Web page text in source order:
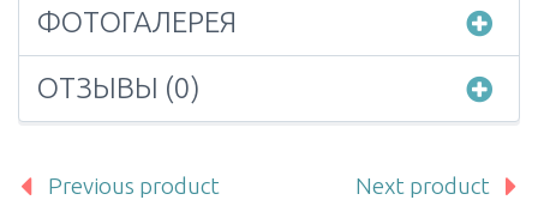
ФОТОГАЛЕРЕЯ
ОТЗЫВЫ (0)
Previous product Next product